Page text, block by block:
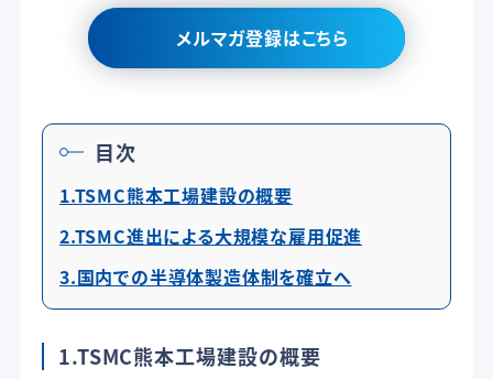
メルマガ登録はこちら
目次
1.TSMC熊本工場建設の概要
2.TSMC進出による大規模な雇用促進
3.国内での半導体製造体制を確立へ
1.TSMC熊本工場建設の概要